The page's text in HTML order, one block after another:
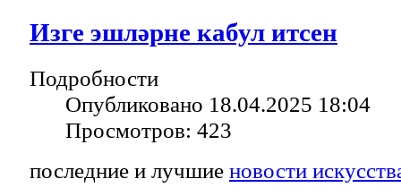
Изге эшләрне кабул итсен
Подробности
Опубликовано 18.04.2025 18:04
Просмотров: 423
последние и лучшие новости